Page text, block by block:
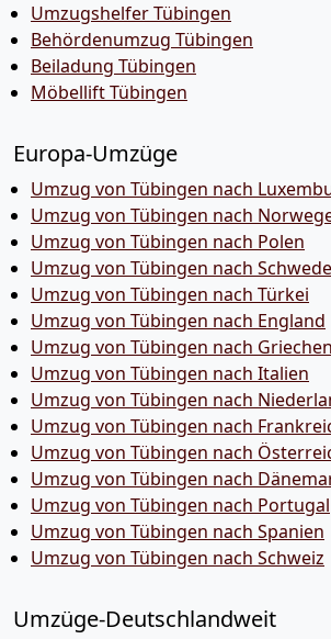
Umzugshelfer Tübingen
Behördenumzug Tübingen
Beiladung Tübingen
Möbellift Tübingen
Europa-Umzüge
Umzug von Tübingen nach
Umzug von Tübingen nach
Umzug von Tübingen nach Polen
Umzug von Tübingen nach
Umzug von Tübingen nach Türkei
Umzug von Tübingen nach England
Umzug von Tübingen nach
Umzug von Tübingen nach Italien
Umzug von Tübingen nach
Umzug von Tübingen nach
Umzug von Tübingen nach
Umzug von Tübingen nach
Umzug von Tübingen nach Portugal
Umzug von Tübingen nach Spanien
Umzug von Tübingen nach Schweiz
Umzüge-Deutschlandweit